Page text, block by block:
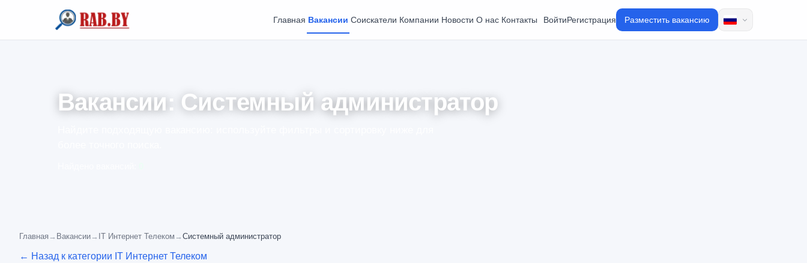
Главная Вакансии Соискатели Компании Новости О нас Контакты ВойтиРегистрация Разместить вакансию
Вакансии: Системный администратор
Главная → Вакансии→ IT Интернет Телеком → Системный администратор
← Назад к категории IT Интернет Телеком